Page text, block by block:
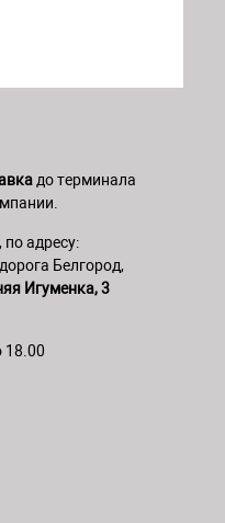
до терминала
адресу:
Белгород,
Игуменка, 3
18.00